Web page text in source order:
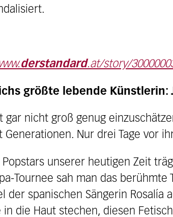
derstandard.at/story/
größte lebende Künstlerin:
gar nicht groß genug
Generationen. Nur drei Tage vor
unserer heutigen Zeit
Tournee sah man das
der spanischen Sängerin Rosalía
die Haut stechen, diesen